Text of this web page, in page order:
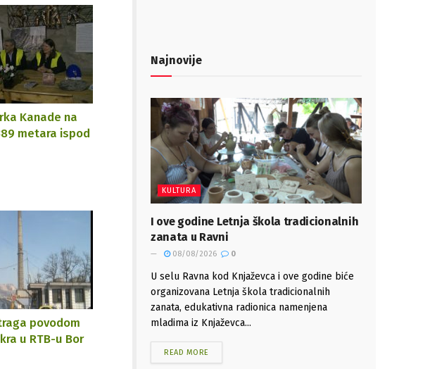
Kanade na
metara ispod
povodom
u RTB-u Bor
Najnovije
KULTURA
I ove godine Letnja škola tradicionalnih
zanata u Ravni
08/08/2026 0
U selu Ravna kod Knjaževca i ove godine biće
organizovana Letnja škola tradicionalnih
zanata, edukativna radionica namenjena
mladima iz Knjaževca...
READ MORE